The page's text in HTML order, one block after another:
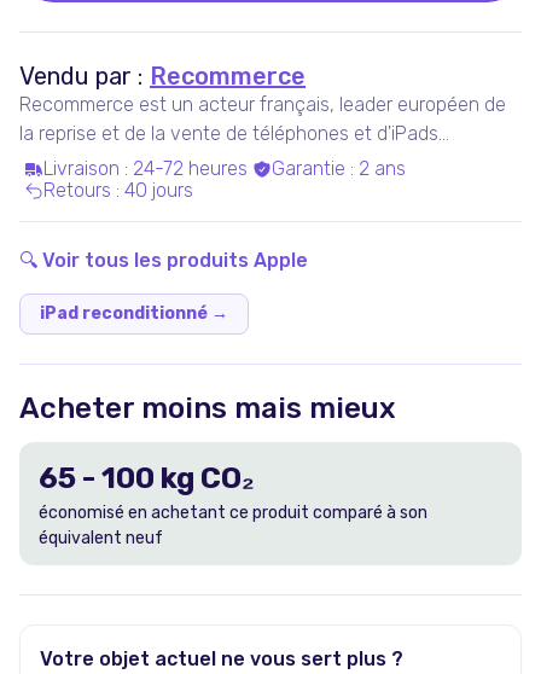
Vendu par : Recommerce
Recommerce est un acteur français, leader européen de
la reprise et de la vente de téléphones et d'iPads
reconditionnés.
Livraison : 24-72 heures Garantie : 2 ans
Retours : 40 jours
🔍 Voir tous les produits Apple
iPad reconditionné →
Acheter moins mais mieux
65 - 100 kg CO₂
économisé en achetant ce produit comparé à son
équivalent neuf
Votre objet actuel ne vous sert plus ?